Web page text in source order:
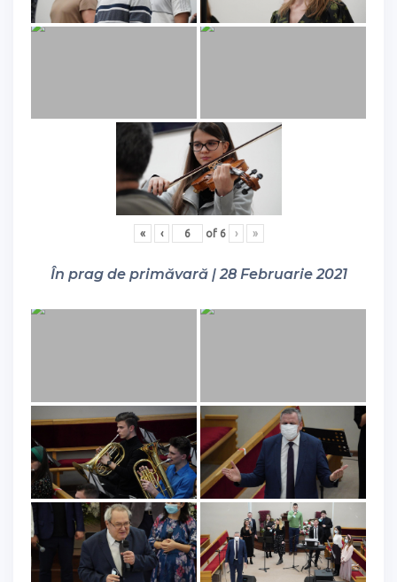
« ‹ of 6 › »
În prag de primăvară | 28 Februarie 2021